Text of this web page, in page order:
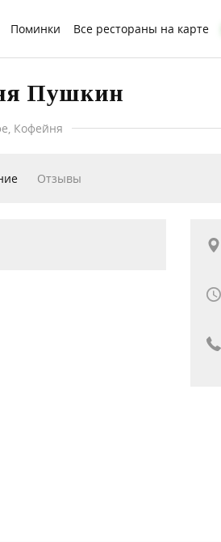
Поминки Все рестораны на карте
Пушкин
Кофейня
Отзывы